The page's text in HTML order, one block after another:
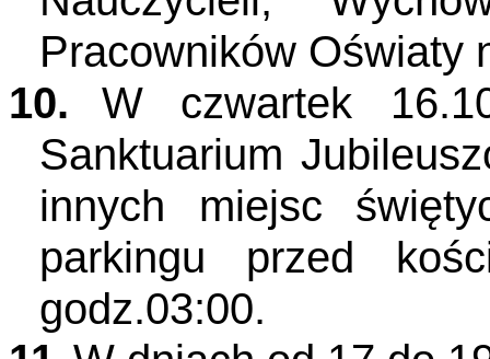
Pracowników Oświaty
10.
W czwartek
Sanktuarium
innych miejsc
parkingu przed
godz.03:00.